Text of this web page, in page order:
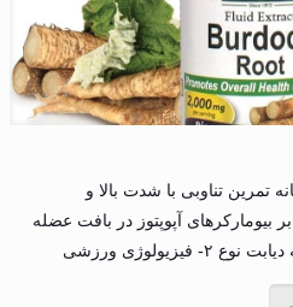
تمرین تناوبی با شدت بالا و
بیومارکرهای آپوپتوز در بافت عضله
ورزشی